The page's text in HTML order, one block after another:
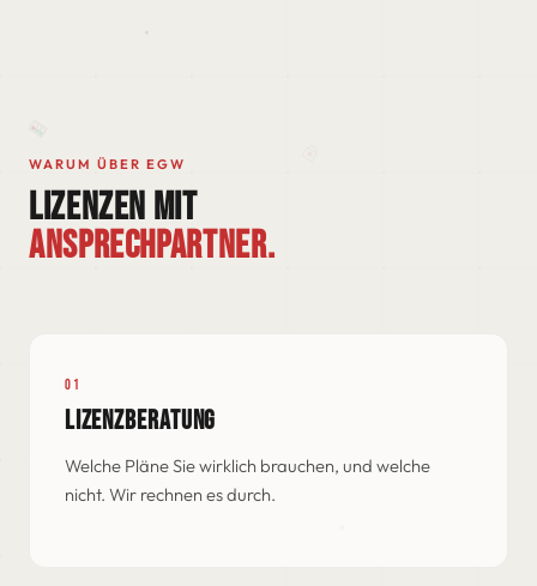
WARUM ÜBER EGW
LIZENZEN MIT
ANSPRECHPARTNER.
01
LIZENZBERATUNG
Welche Pläne Sie wirklich brauchen, und welche
nicht. Wir rechnen es durch.